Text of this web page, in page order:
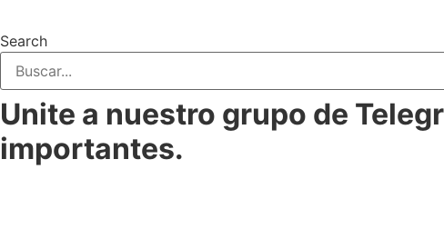
Search
Unite a nuestro grupo de
importantes.